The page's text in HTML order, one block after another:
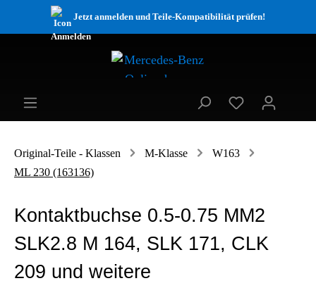
Jetzt anmelden und Teile-Kompatibilität prüfen!
Original-Teile - Klassen M-Klasse
W163
ML 230 (163136)
Kontaktbuchse 0.5-0.75 MM2
SLK2.8 M 164, SLK 171, CLK
209 und weitere